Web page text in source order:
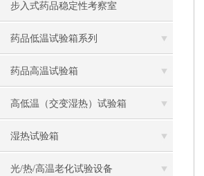
步入式药品稳定性考察室
药品低温试验箱系列
药品高温试验箱
高低温（交变湿热）试验箱
湿热试验箱
光/热/高温老化试验设备